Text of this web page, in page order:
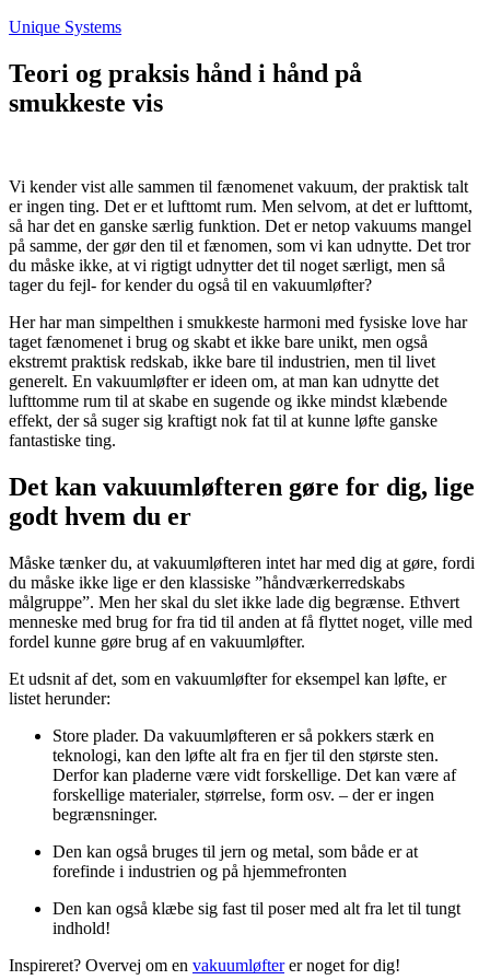
Fortsæt
indhold
Unique Systems
Teori og praksis hånd i hånd på
smukkeste vis
Vi kender vist alle sammen til fænomenet vakuum, der praktisk talt
er ingen ting. Det er et lufttomt rum. Men selvom, at det er lufttomt,
så har det en ganske særlig funktion. Det er netop vakuums mangel
på samme, der gør den til et fænomen, som vi kan udnytte. Det tror
du måske ikke, at vi rigtigt udnytter det til noget særligt, men så
tager du fejl- for kender du også til en vakuumløfter?
Her har man simpelthen i smukkeste harmoni med fysiske love har
taget fænomenet i brug og skabt et ikke bare unikt, men også
ekstremt praktisk redskab, ikke bare til industrien, men til livet
generelt. En vakuumløfter er ideen om, at man kan udnytte det
lufttomme rum til at skabe en sugende og ikke mindst klæbende
effekt, der så suger sig kraftigt nok fat til at kunne løfte ganske
fantastiske ting.
Det kan vakuumløfteren gøre for dig, lige
godt hvem du er
Måske tænker du, at vakuumløfteren intet har med dig at gøre, fordi
du måske ikke lige er den klassiske ”håndværkerredskabs
målgruppe”. Men her skal du slet ikke lade dig begrænse. Ethvert
menneske med brug for fra tid til anden at få flyttet noget, ville med
fordel kunne gøre brug af en vakuumløfter.
Et udsnit af det, som en vakuumløfter for eksempel kan løfte, er
listet herunder:
Store plader. Da vakuumløfteren er så pokkers stærk en
teknologi, kan den løfte alt fra en fjer til den største sten.
Derfor kan pladerne være vidt forskellige. Det kan være af
forskellige materialer, størrelse, form osv. – der er ingen
begrænsninger.
Den kan også bruges til jern og metal, som både er at
forefinde i industrien og på hjemmefronten
Den kan også klæbe sig fast til poser med alt fra let til tungt
indhold!
Inspireret? Overvej om en vakuumløfterer noget for dig!